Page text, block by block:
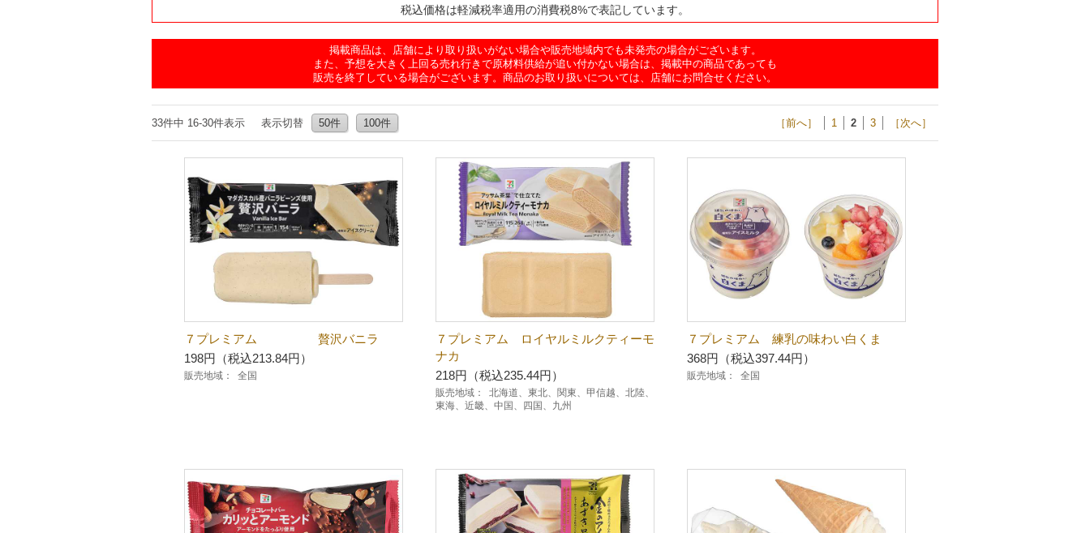
税込価格は軽減税率適用の消費税8%で表記しています。
掲載商品は、店舗により取り扱いがない場合や販売地域内でも未発売の場合がございます。
また、予想を大きく上回る売れ行きで原材料供給が追い付かない場合は、掲載中の商品であっても
販売を終了している場合がございます。商品のお取り扱いについては、店舗にお問合せください。
33件中 16-30件表示 表示切替 50件 100件 ［前へ］ 1 2 3 ［次へ］
７プレミアム 贅沢バニラ
198円（税込213.84円）
販売地域： 全国
７プレミアム ロイヤルミルクティーモ
ナカ
218円（税込235.44円）
販売地域：
北海道、東北、関東、甲信越、北陸、
東海、近畿、中国、四国、九州
７プレミアム 練乳の味わい白くま
368円（税込397.44円）
販売地域： 全国